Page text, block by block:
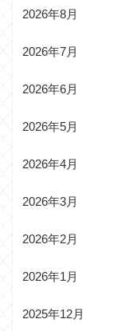
2026年8月
2026年7月
2026年6月
2026年5月
2026年4月
2026年3月
2026年2月
2026年1月
2025年12月